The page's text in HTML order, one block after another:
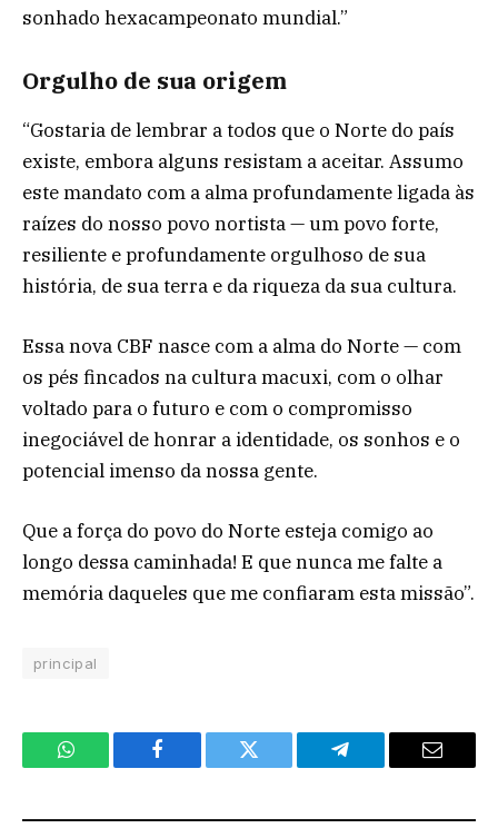
sonhado hexacampeonato mundial.”
Orgulho de sua origem
“Gostaria de lembrar a todos que o Norte do país
existe, embora alguns resistam a aceitar. Assumo
este mandato com a alma profundamente ligada às
raízes do nosso povo nortista — um povo forte,
resiliente e profundamente orgulhoso de sua
história, de sua terra e da riqueza da sua cultura.
Essa nova CBF nasce com a alma do Norte — com
os pés fincados na cultura macuxi, com o olhar
voltado para o futuro e com o compromisso
inegociável de honrar a identidade, os sonhos e o
potencial imenso da nossa gente.
Que a força do povo do Norte esteja comigo ao
longo dessa caminhada! E que nunca me falte a
memória daqueles que me confiaram esta missão”.
principal
WhatsApp Facebook Twitter Telegram Email